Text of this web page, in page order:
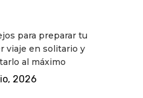
para preparar tu
viaje en solitario y
al máximo
2026